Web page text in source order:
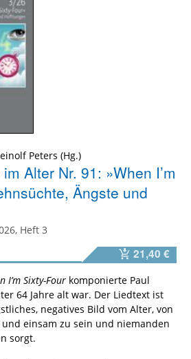
Peters
Alter Nr. 91: »When I’m
Ängste und
Heft 3
21,40 €
I’m Sixty-Four komponierte Paul
64 Jahre alt war. Der Liedtext ist
negatives Bild vom Alter, von
und einsam zu sein und niemanden
sorgt.